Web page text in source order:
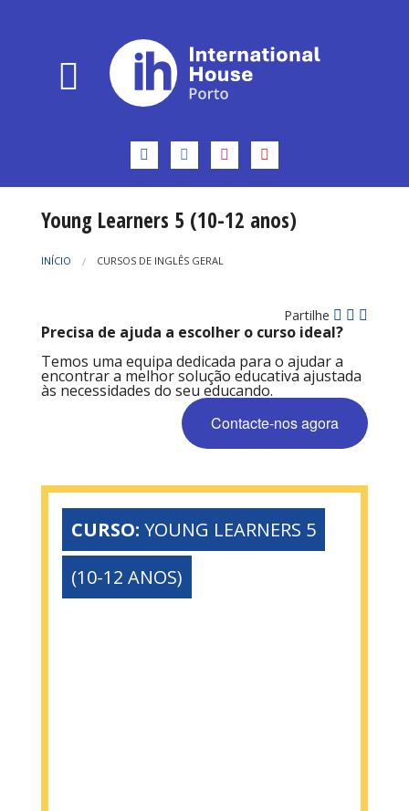
Young Learners 5 (10-12 anos)
INÍCIO CURSOS DE INGLÊS GERAL
Partilhe
Precisa de ajuda a escolher o curso ideal?
Temos uma equipa dedicada para o ajudar a
encontrar a melhor solução educativa ajustada
às necessidades do seu educando.
Contacte-nos agora
CURSO: YOUNG LEARNERS 5
(10-12 ANOS)